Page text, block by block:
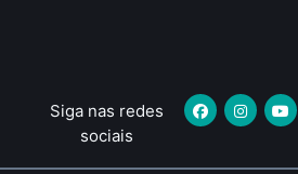
Siga nas redes
sociais